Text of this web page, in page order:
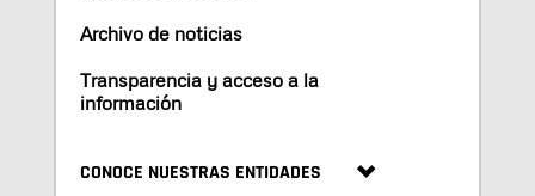
Archivo de noticias
Transparencia y acceso a la
información
CONOCE NUESTRAS ENTIDADES